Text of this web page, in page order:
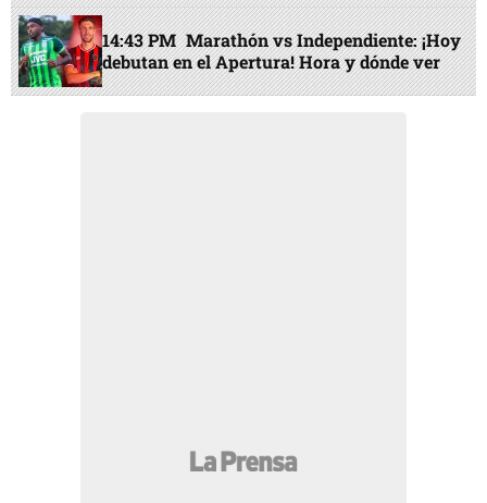
14:43 PM Marathón vs Independiente: ¡Hoy
debutan en el Apertura! Hora y dónde ver